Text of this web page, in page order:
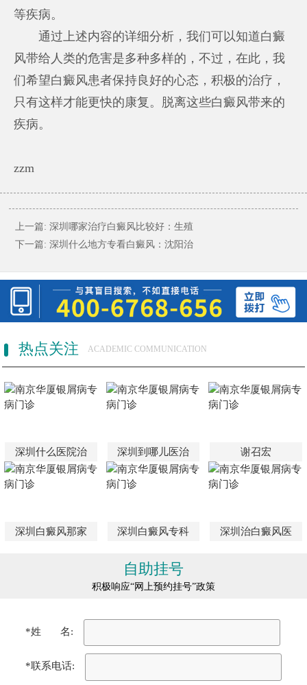
等疾病。
通过上述内容的详细分析，我们可以知道白癜
风带给人类的危害是多种多样的，不过，在此，我
们希望白癜风患者保持良好的心态，积极的治疗，
只有这样才能更快的康复。脱离这些白癜风带来的
疾病。
zzm
上一篇: 深圳哪家治疗白癜风比较好：生殖
下一篇: 深圳什么地方专看白癜风：沈阳治
热点关注 ACADEMIC COMMUNICATION
深圳什么医院治 深圳到哪儿医治 谢召宏
深圳白癜风那家 深圳白癜风专科 深圳治白癜风医
自助挂号
积极响应“网上预约挂号”政策
*姓 名:
*联系电话: